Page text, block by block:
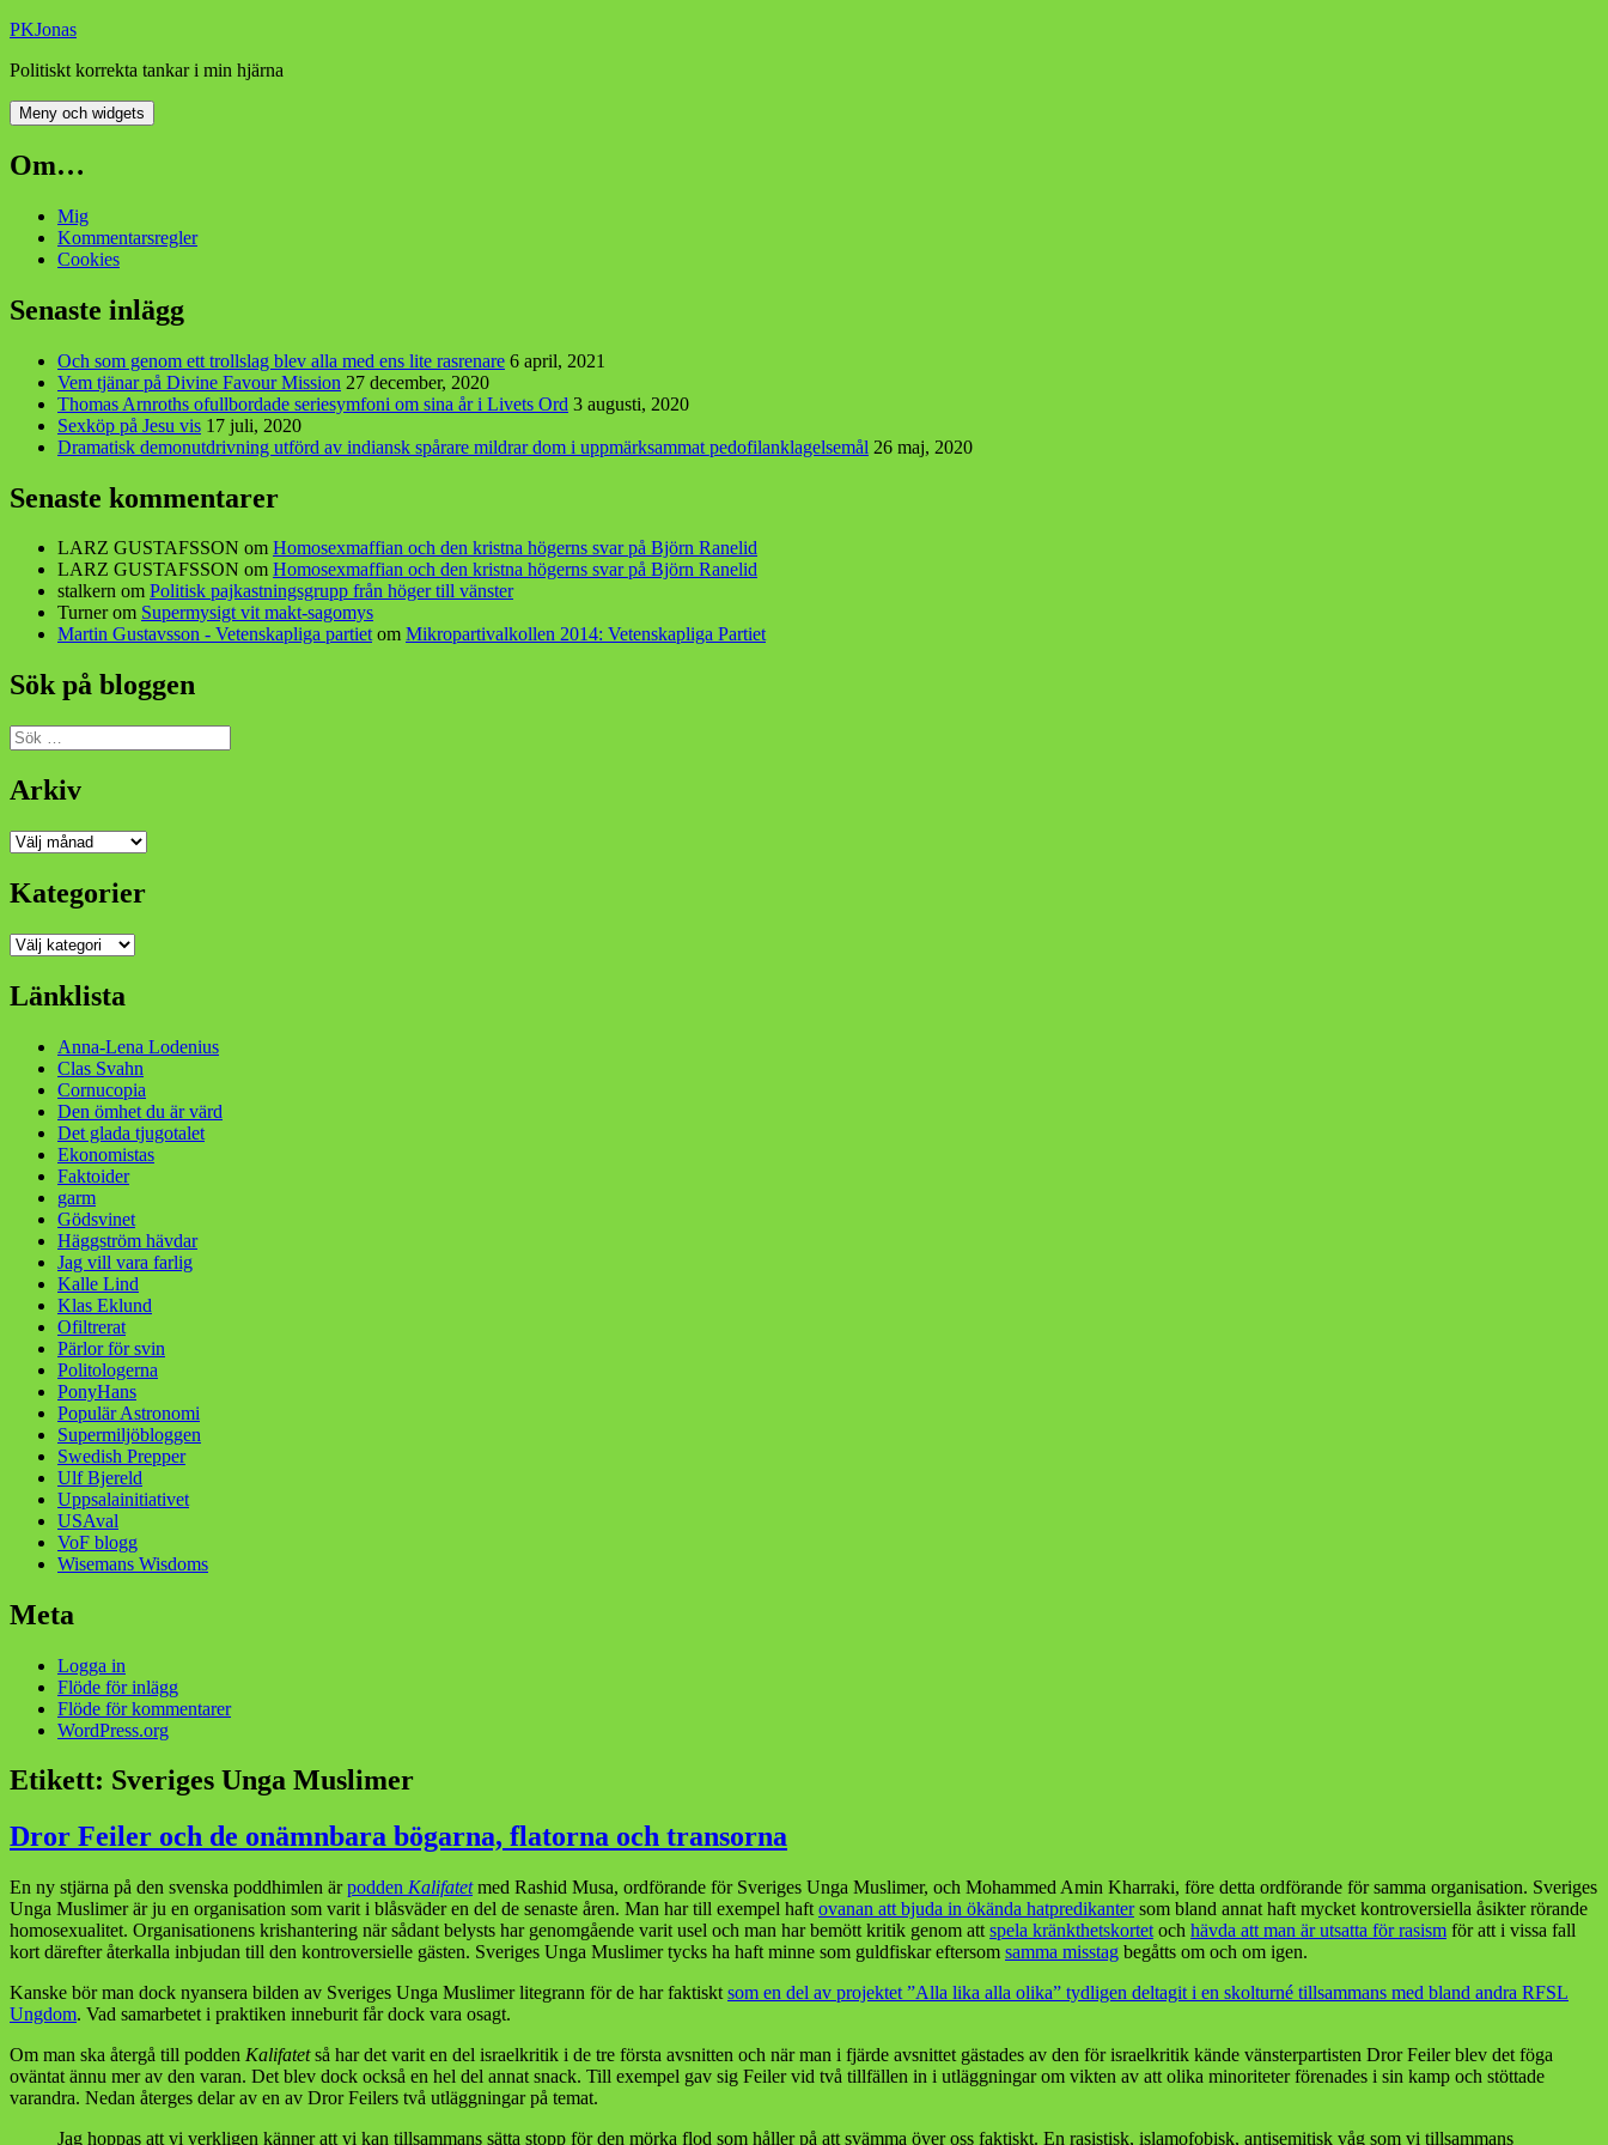
Hoppa
innehåll
PKJonas
Politiskt korrekta tankar i min hjärna
Meny och widgets
Om…
Mig
Kommentarsregler
Cookies
Senaste inlägg
Och som genom ett trollslag blev alla med ens lite rasrenare 6 april, 2021
Vem tjänar på Divine Favour Mission 27 december, 2020
Thomas Arnroths ofullbordade seriesymfoni om sina år i Livets Ord 3 augusti, 2020
Sexköp på Jesu vis 17 juli, 2020
Dramatisk demonutdrivning utförd av indiansk spårare mildrar dom i uppmärksammat pedofilanklagelsemål 26 maj, 2020
Senaste kommentarer
LARZ GUSTAFSSON om Homosexmaffian och den kristna högerns svar på Björn Ranelid
LARZ GUSTAFSSON om Homosexmaffian och den kristna högerns svar på Björn Ranelid
stalkern om Politisk pajkastningsgrupp från höger till vänster
Turnerom Supermysigt vit makt-sagomys
Martin Gustavsson - Vetenskapliga partietom Mikropartivalkollen 2014: Vetenskapliga Partiet
Sök på bloggen
Sök
efter:
Arkiv
Arkiv
Kategorier
Kategorier
Länklista
Anna-Lena Lodenius
Clas Svahn
Cornucopia
Den ömhet du är värd
Det glada tjugotalet
Ekonomistas
Faktoider
garm
Gödsvinet
Häggström hävdar
Jag vill vara farlig
Kalle Lind
Klas Eklund
Ofiltrerat
Pärlor för svin
Politologerna
PonyHans
Populär Astronomi
Supermiljöbloggen
Swedish Prepper
Ulf Bjereld
Uppsalainitiativet
USAval
VoF blogg
Wisemans Wisdoms
Meta
Logga in
Flöde för inlägg
Flöde för kommentarer
WordPress.org
Etikett: Sveriges Unga Muslimer
Dror Feiler och de onämnbara bögarna, flatorna och transorna
En ny stjärna på den svenska poddhimlen ärpodden Kalifatetmed Rashid Musa, ordförande för Sveriges Unga Muslimer, och Mohammed Amin Kharraki, före detta ordförande för samma organisation. Sveriges
Unga Muslimer är ju en organisation som varit i blåsväder en del de senaste åren. Man har till exempel haft ovanan att bjuda in ökända hatpredikantersom bland annat haft mycket kontroversiella åsikter rörande
homosexualitet. Organisationens krishantering när sådant belysts har genomgående varit usel och man har bemött kritik genom att spela kränkthetskortet och hävda att man är utsatta för rasism för att i vissa fall
kort därefter återkalla inbjudan till den kontroversielle gästen. Sveriges Unga Muslimer tycks ha haft minne som guldfiskar eftersom samma misstag begåtts om och om igen.
Kanske bör man dock nyansera bilden av Sveriges Unga Muslimer litegrann för de har faktiskt som en del av projektet ”Alla lika alla olika” tydligen deltagit i en skolturné tillsammans med bland andra RFSL
Ungdom. Vad samarbetet i praktiken inneburit får dock vara osagt.
Om man ska återgå till podden Kalifatetså har det varit en del israelkritik i de tre första avsnitten och när man i fjärde avsnittet gästades av den för israelkritik kände vänsterpartisten Dror Feiler blev det föga
oväntat ännu mer av den varan. Det blev dock också en hel del annat snack. Till exempel gav sig Feiler vid två tillfällen in i utläggningar om vikten av att olika minoriteter förenades i sin kamp och stöttade
varandra. Nedan återges delar av en av Dror Feilers två utläggningar på temat.
Jag hoppas att vi verkligen känner att vi kan tillsammans sätta stopp för den mörka flod som håller på att svämma över oss faktiskt. En rasistisk, islamofobisk, antisemitisk våg som vi tillsammans